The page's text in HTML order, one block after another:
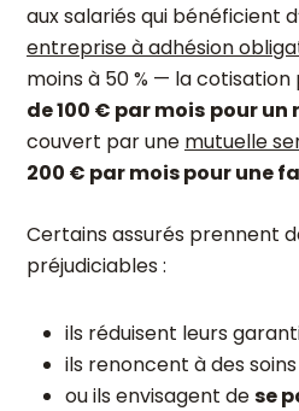
aux salariés qui bénéficient
entreprise à adhésion
moins à 50 % — la
de 100 € par mois pour un
couvert par une mutuelle
200 € par mois pour une
Certains assurés prennent
préjudiciables :
ils réduisent leurs
ils renoncent à des soins
ou ils envisagent dese